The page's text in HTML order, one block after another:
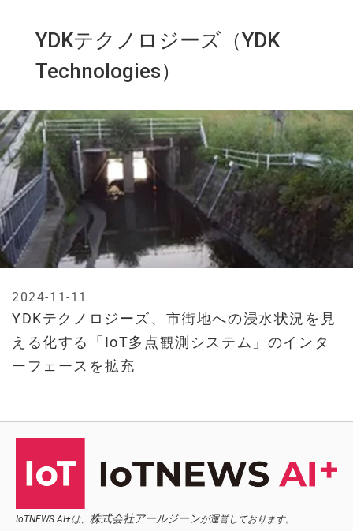
YDKテクノロジーズ（YDK
Technologies）
YDKテクノロジーズ、市街地への浸水状況を見
える化する「IoT多点観測システム」のインタ
ーフェースを拡充
2024-11-11
IoTNEWS AI+は、 株式会社アールジーンが運営しております。